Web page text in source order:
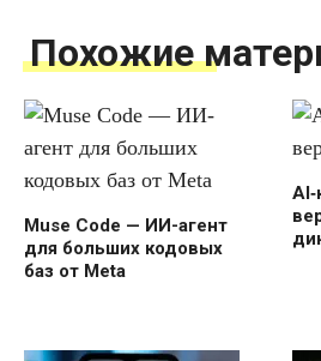
Похожие
Muse Code — ИИ-агент
для больших кодовых
баз от Meta